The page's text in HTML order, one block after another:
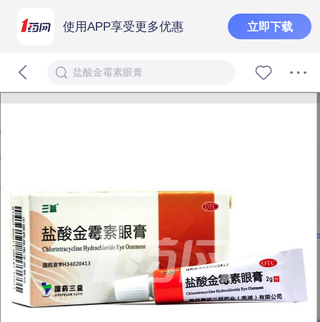
使用APP享受更多优惠 立即下载
盐酸金霉素眼膏